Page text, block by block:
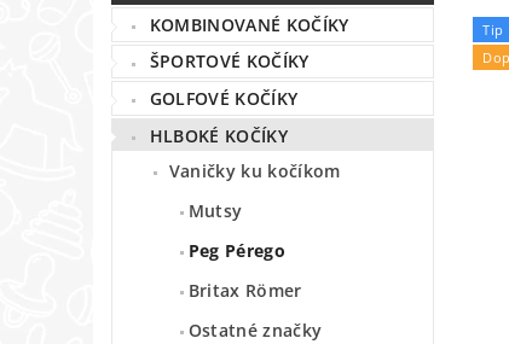
KOMBINOVANÉ KOČÍKY
ŠPORTOVÉ KOČÍKY
GOLFOVÉ KOČÍKY
HLBOKÉ KOČÍKY
Vaničky ku kočíkom
Mutsy
Peg Pérego
Britax Römer
Ostatné značky
Tip